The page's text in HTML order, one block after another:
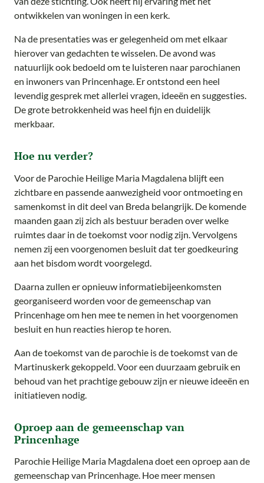
ontwikkelen van woningen in een kerk.
Na de presentaties was er gelegenheid om met elkaar
hierover van gedachten te wisselen. De avond was
natuurlijk ook bedoeld om te luisteren naar parochianen
en inwoners van Princenhage. Er ontstond een heel
levendig gesprek met allerlei vragen, ideeën en suggesties.
De grote betrokkenheid was heel fijn en duidelijk
merkbaar.
Hoe nu verder?
Voor de Parochie Heilige Maria Magdalena blijft een
zichtbare en passende aanwezigheid voor ontmoeting en
samenkomst in dit deel van Breda belangrijk. De komende
maanden gaan zij zich als bestuur beraden over welke
ruimtes daar in de toekomst voor nodig zijn. Vervolgens
nemen zij een voorgenomen besluit dat ter goedkeuring
aan het bisdom wordt voorgelegd.
Daarna zullen er opnieuw informatiebijeenkomsten
georganiseerd worden voor de gemeenschap van
Princenhage om hen mee te nemen in het voorgenomen
besluit en hun reacties hierop te horen.
Aan de toekomst van de parochie is de toekomst van de
Martinuskerk gekoppeld. Voor een duurzaam gebruik en
behoud van het prachtige gebouw zijn er nieuwe ideeën en
initiatieven nodig.
Oproep aan de gemeenschap van
Princenhage
Parochie Heilige Maria Magdalena doet een oproep aan de
gemeenschap van Princenhage. Hoe meer mensen